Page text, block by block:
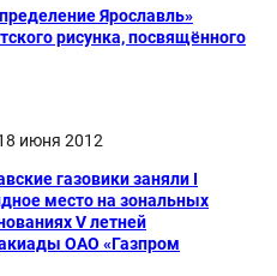
Ярославль»
рисунка, посвящённого
июня 2012
газовики заняли I
место на зональных
V летней
ОАО «Газпром